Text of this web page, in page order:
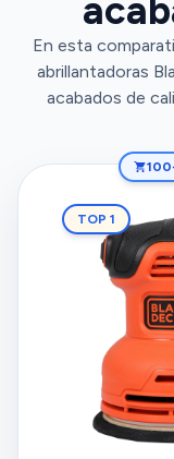
En esta
abrillantadoras
acabados de
TOP 1